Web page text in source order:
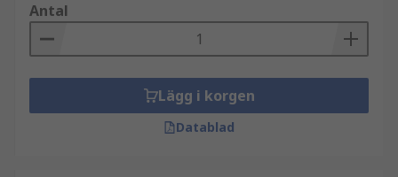
Antal
Lägg i korgen
Datablad